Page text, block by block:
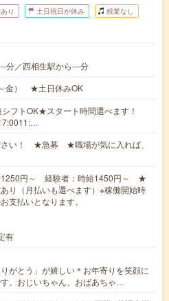
り 土日祝日が休み 残業なし
分／西相生駅から---分
金） ★土日休みOK
フトOK★スタート時間選べます！
さい！ ★急募 ★職場が気に入れば、
1250円～ 経験者：時給1450円～ ★
り（月払いも選べます）※稼働開始時
支払いとなります。
有
がとう」が嬉しい＊お年寄りを笑顔に
。おじいちゃん、おばあちゃ…